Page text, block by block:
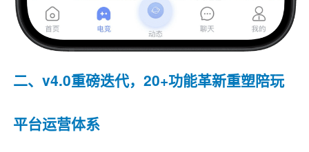
二、v4.0重磅迭代，20+功能革新重塑陪玩
平台运营体系